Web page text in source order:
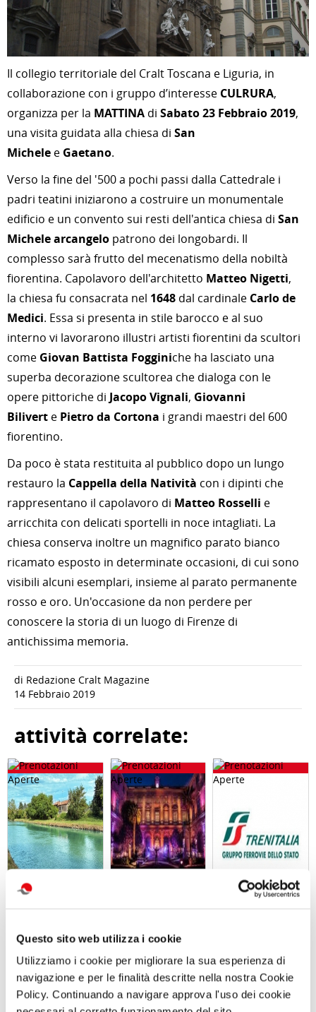
Questo sito web utilizza i cookie
Utilizziamo i cookie per migliorare la sua esperienza di
navigazione e per le finalità descritte nella nostra Cookie
Policy. Continuando a navigare approva l'uso dei cookie
Il collegio territoriale del Cralt Toscana e Liguria, in
collaborazione con i gruppo d’interesse CULRURA,
organizza per la MATTINA di Sabato 23 Febbraio 2019,
una visita guidata alla chiesa di San
Michele e Gaetano.
Verso la fine del '500 a pochi passi dalla Cattedrale i
padri teatini iniziarono a costruire un monumentale
edificio e un convento sui resti dell'antica chiesa di San
Michele arcangelo patrono dei longobardi. Il
complesso sarà frutto del mecenatismo della nobiltà
fiorentina. Capolavoro dell'architetto Matteo Nigetti,
la chiesa fu consacrata nel 1648 dal cardinale Carlo de
Medici. Essa si presenta in stile barocco e al suo
interno vi lavorarono illustri artisti fiorentini da scultori
come Giovan Battista Fogginiche ha lasciato una
superba decorazione scultorea che dialoga con le
opere pittoriche di Jacopo Vignali, Giovanni
Bilivert e Pietro da Cortona i grandi maestri del 600
fiorentino.
Da poco è stata restituita al pubblico dopo un lungo
restauro la Cappella della Natività con i dipinti che
rappresentano il capolavoro di Matteo Rosselli e
arricchita con delicati sportelli in noce intagliati. La
chiesa conserva inoltre un magnifico parato bianco
ricamato esposto in determinate occasioni, di cui sono
visibili alcuni esemplari, insieme al parato permanente
rosso e oro. Un'occasione da non perdere per
conoscere la storia di un luogo di Firenze di
antichissima memoria.
di Redazione Cralt Magazine
14 Febbraio 2019
attività correlate:
Brenta - Sabato
2026 - Località
Dolo (VE)
performance
NOTTE AL
MUSEO TRA
MUSICA E
PERFORMANCE
Sabato 26